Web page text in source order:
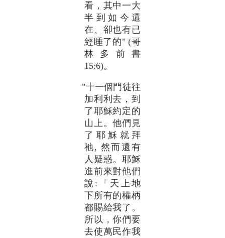
看，其中一大
半到如今還
在、卻也有已
經睡了的" (哥
林多前書
15:6)。
"十一個門徒往
加利利去，到
了耶穌約定的
山上。他們見
了耶穌就拜
祂, 然而還有
人疑惑。耶穌
進前來對他們
說:「天上地
下所有的權柄
都賜給我了。
所以，你們要
去使萬民作我